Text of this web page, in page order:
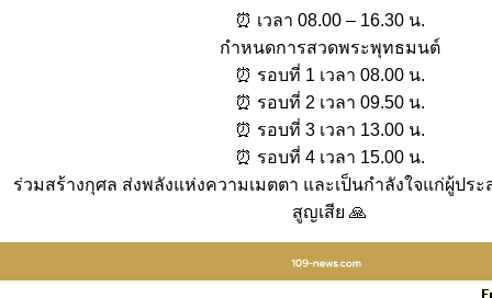
⏰ เวลา 08.00 – 16.30 น.
กำหนดการสวดพระพุทธมนต์
⏰ รอบที่ 1 เวลา 08.00 น.
⏰ รอบที่ 2 เวลา 09.50 น.
⏰ รอบที่ 3 เวลา 13.00 น.
⏰ รอบที่ 4 เวลา 15.00 น.
ร่วมสร้างกุศล ส่งพลังแห่งความเมตตา และเป็นกำลังใจแก่ผู้ปร
สูญเสีย 🙏